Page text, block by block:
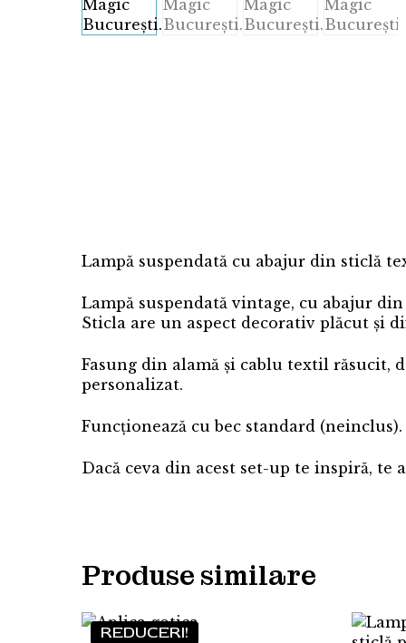
Lampă suspendată cu abajur din sticlă
Lampă suspendată vintage, cu abajur
Sticla are un aspect decorativ plăcut și
Fasung din alamă și cablu textil
personalizat.
Funcționează cu bec standard (neinclus).
Dacă ceva din acest set-up te inspiră, te
Produse similare
REDUCERI!